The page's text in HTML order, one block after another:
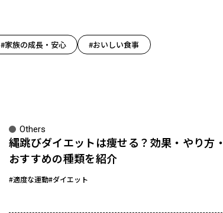
#家族の成長・安心 #おいしい食事
Others
縄跳びダイエットは痩せる？効果・やり方・
おすすめの種類を紹介
#適度な運動#ダイエット